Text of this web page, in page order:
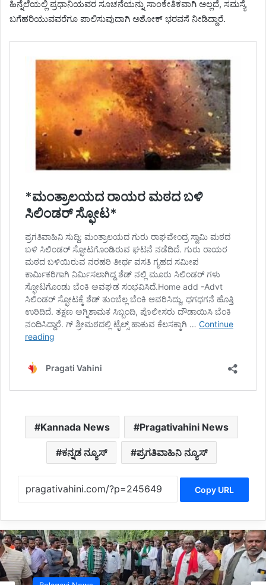
ಹಿನ್ನೆಲೆಯಲ್ಲಿ ಪ್ರಧಾನಿಯವರ ಸೂಚನೆಯನ್ನು ಸಾಂಕೇತಿಕವಾಗಿ ಅಲ್ಲದೆ, ಸಮಸ್ಯೆ
ಬಗೆಹರಿಯುವವರೆಗೂ ಪಾಲಿಸುವುದಾಗಿ ಅಶೋಕ್ ಭರವಸೆ ನೀಡಿದ್ದಾರೆ.
Kannada News Pragativahini News
ಕನ್ನಡ ನ್ಯೂಸ್ ಪ್ರಗತಿವಾಹಿನಿ ನ್ಯೂಸ್
Copy URL